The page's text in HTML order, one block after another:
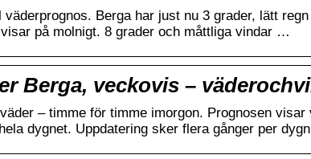
väderprognos. Berga har just nu 3 grader, lätt
på molnigt. 8 grader och måttliga vindar …
Berga, veckovis –
– timme för timme imorgon. Prognosen
dygnet. Uppdatering sker flera gånger per